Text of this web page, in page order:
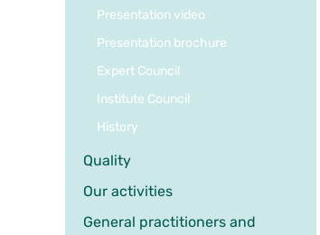
Presentation video
Presentation brochure
Expert Council
Institute Council
History
Quality
Our activities
General practitioners and